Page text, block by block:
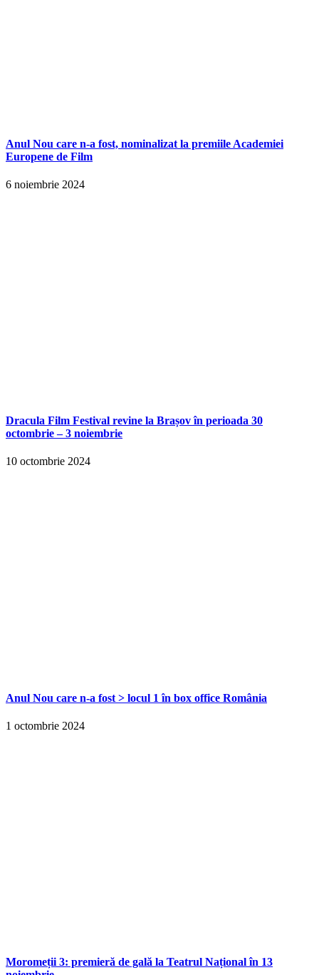
Anul Nou care n-a fost, nominalizat la premiile Academiei
Europene de Film
6 noiembrie 2024
Dracula Film Festival revine la Brașov în perioada 30
octombrie – 3 noiembrie
10 octombrie 2024
Anul Nou care n-a fost > locul 1 în box office România
1 octombrie 2024
Moromeții 3: premieră de gală la Teatrul Național în 13